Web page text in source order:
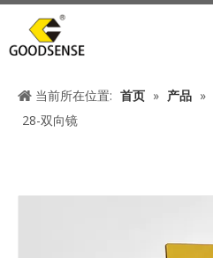
当前所在位置: 首页 » 产品 »
28-双向镜